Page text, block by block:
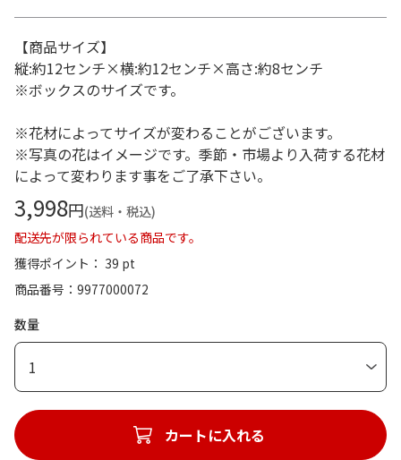
【商品サイズ】
縦:約12センチ×横:約12センチ×高さ:約8センチ
※ボックスのサイズです。
※花材によってサイズが変わることがございます。
※写真の花はイメージです。季節・市場より入荷する花材
によって変わります事をご了承下さい。
3,998円(送料・税込)
配送先が限られている商品です。
獲得ポイント： 39 pt
商品番号
9977000072
数量
1
カートに入れる